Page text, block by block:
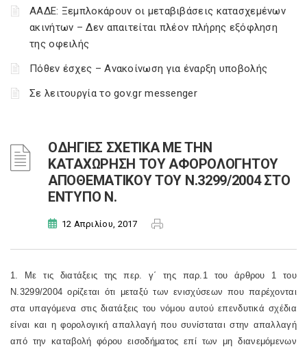
ΑΑΔΕ: Ξεμπλοκάρουν οι μεταβιβάσεις κατασχεμένων
ακινήτων – Δεν απαιτείται πλέον πλήρης εξόφληση
της οφειλής
Πόθεν έσχες – Ανακοίνωση για έναρξη υποβολής
Σε λειτουργία το gov.gr messenger
ΟΔΗΓΙΕΣ ΣΧΕΤΙΚΑ ΜΕ ΤΗΝ
ΚΑΤΑΧΩΡΗΣΗ ΤΟΥ ΑΦΟΡΟΛΟΓΗΤΟΥ
ΑΠΟΘΕΜΑΤΙΚΟΥ ΤΟΥ Ν.3299/2004 ΣΤΟ
ΕΝΤΥΠΟ Ν.
12 Απριλίου, 2017
1. Με τις διατάξεις της περ. γ΄ της
παρ.1 του άρθρου 1 του
Ν.3299/2004 ορίζεται ότι μεταξύ των ενισχύσεων που παρέχονται
στα υπαγόμενα στις διατάξεις του νόμου αυτού επενδυτικά σχέδια
είναι και η φορολογική απαλλαγή που συνίσταται στην απαλλαγή
από την καταβολή φόρου εισοδήματος επί των μη διανεμόμενων